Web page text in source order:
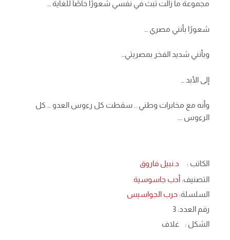
مجموعة ما زالت تبث في نفسي شعورًا خاصًا للغاية …
شعورًا بأنني مصري …
وبأنني شديد الفخر بمصريتي…
إلى الأبد …
وأنه مع مخابرات وطني .. سقطت كل رءوس العدو … كل
الرءوس ….
الكاتب :
د.نبيل فاروق
التصنيف: أدب جاسوسية
السلسلة: حرب الجواسيس
رقم العدد: 3
الشكل :
غلاف